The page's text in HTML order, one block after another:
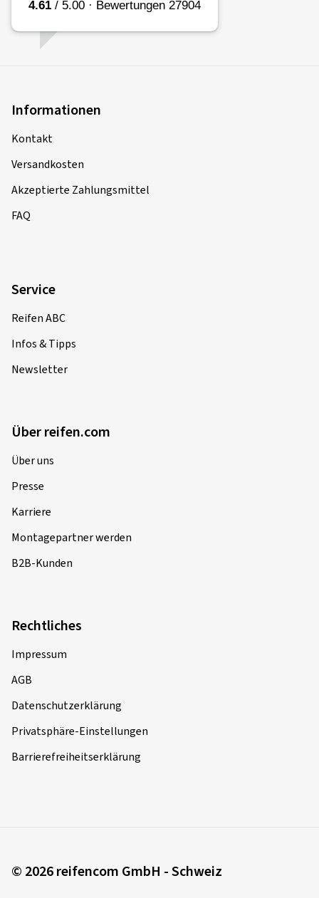
Informationen
Kontakt
Versandkosten
Akzeptierte Zahlungsmittel
FAQ
Service
Reifen ABC
Infos & Tipps
Newsletter
Über reifen.com
Über uns
Presse
Karriere
Montagepartner werden
B2B-Kunden
Rechtliches
Impressum
AGB
Datenschutzerklärung
Privatsphäre-Einstellungen
Barrierefreiheitserklärung
© 2026 reifencom GmbH - Schweiz